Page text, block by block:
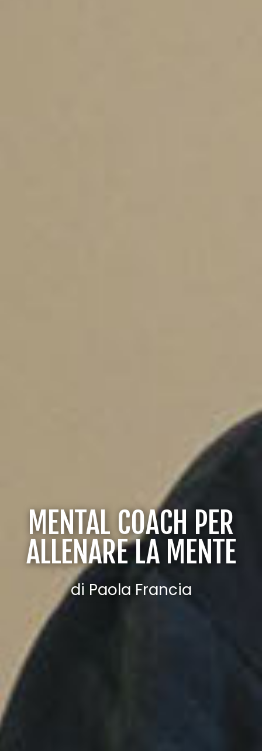
MENTAL COACH PER
ALLENARE LA MENTE
di Paola Francia